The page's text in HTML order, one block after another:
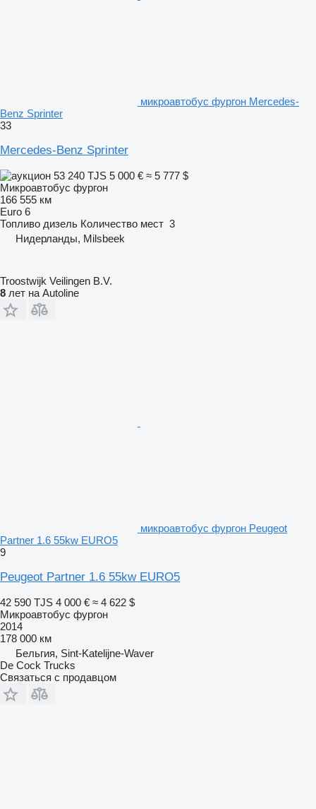
микроавтобус фургон Mercedes-
Benz Sprinter
33
Mercedes-Benz Sprinter
53 240 TJS 5 000 € ≈ 5 777 $
Микроавтобус фургон
166 555 км
Euro 6
Топливо дизель Количество мест 3
Нидерланды, Milsbeek
Troostwijk Veilingen B.V.
8 лет на Autoline
микроавтобус фургон Peugeot
Partner 1.6 55kw EURO5
9
Peugeot Partner 1.6 55kw EURO5
42 590 TJS 4 000 € ≈ 4 622 $
Микроавтобус фургон
2014
178 000 км
Бельгия, Sint-Katelijne-Waver
De Cock Trucks
Связаться с продавцом